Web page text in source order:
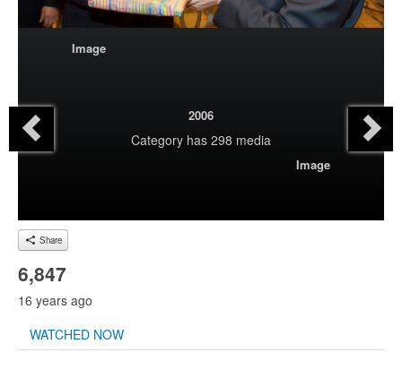
Image
2006
Category has 298 media
Image
Share
6,847
16 years ago
WATCHED NOW